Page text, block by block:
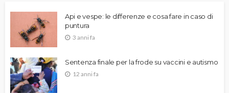
Api e vespe: le differenze e cosa fare in caso di
puntura
3 anni fa
Sentenza finale per la frode su vaccini e autismo
12 anni fa